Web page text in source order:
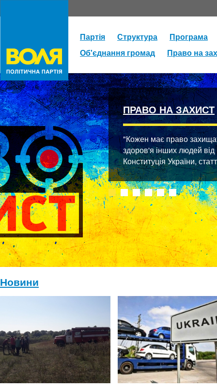
Партія Структура
Програма
Об'єднання громад
Право на
ПРАВО НА ЗАХИСТ
"Кожен має право
здоров'я інших людей
Конституція України,
Новини